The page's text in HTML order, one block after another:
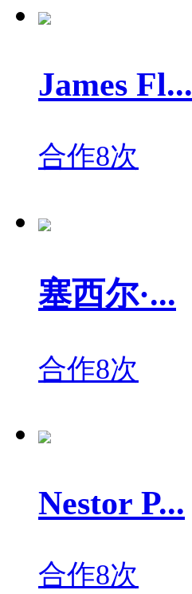
James Fl...
合作8次
塞西尔·...
合作8次
Nestor P...
合作8次